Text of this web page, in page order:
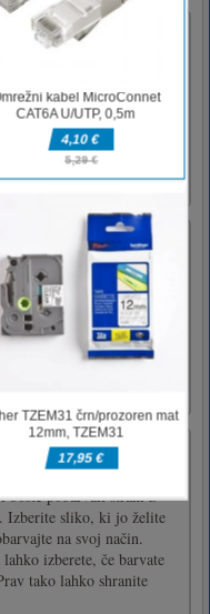
nadzorovati superjunaka,
in jih branili. Če se nam
morali imeti odlične
se boste lahko zabavali v
Dudduja, našega novega
pes, ki živi v čudovitem
in dogodivščin.
vsakdana in
s svojim novim
ali
je ljubka igra
pobarvali strani z
Izberite sliko, ki jo želite
na svoj način.
izberete, če barvate
tako lahko shranite